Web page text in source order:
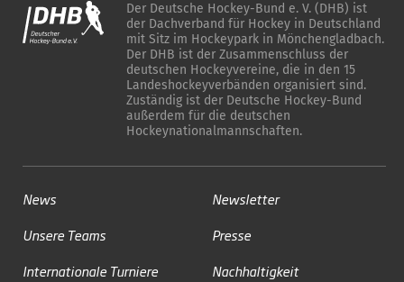
Der Deutsche Hockey-Bund e. V. (DHB) ist
der Dachverband für Hockey in Deutschland
mit Sitz im Hockeypark in Mönchengladbach.
Der DHB ist der Zusammenschluss der
deutschen Hockeyvereine, die in den 15
Landeshockeyverbänden organisiert sind.
Zuständig ist der Deutsche Hockey-Bund
außerdem für die deutschen
Hockeynationalmannschaften.
News
Unsere Teams
Internationale Turniere
Newsletter
Presse
Nachhaltigkeit